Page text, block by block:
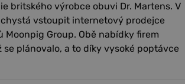
britského výrobce obuvi Dr. Martens. V
vstoupit internetový prodejce
Moonpig Group. Obě nabídky firem
se plánovalo, a to díky vysoké poptávce